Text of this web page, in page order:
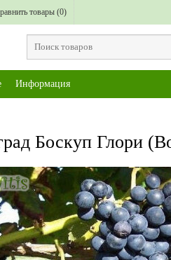
товары (0)
Информация
Боскуп Глори